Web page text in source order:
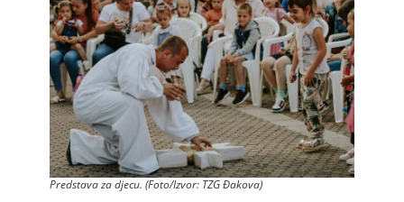
Predstava za djecu. (Foto/Izvor: TZG Đakova)